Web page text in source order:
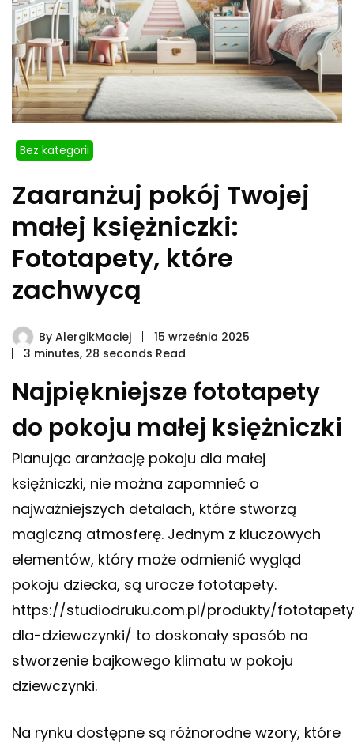
Bez kategorii
Zaaranżuj pokój Twojej
małej księżniczki:
Fototapety, które
zachwycą
By AlergikMaciej
15 września 2025
3 minutes, 28 seconds Read
Najpiękniejsze fototapety
do pokoju małej księżniczki
Planując aranżację pokoju dla małej
księżniczki, nie można zapomnieć o
najważniejszych detalach, które stworzą
magiczną atmosferę. Jednym z kluczowych
elementów, który może odmienić wygląd
pokoju dziecka, są urocze fototapety.
https://studiodruku.com.pl/produkty/
dla-dziewczynki/ to doskonały sposób na
stworzenie bajkowego klimatu w pokoju
dziewczynki.
Na rynku dostępne są różnorodne wzory, które